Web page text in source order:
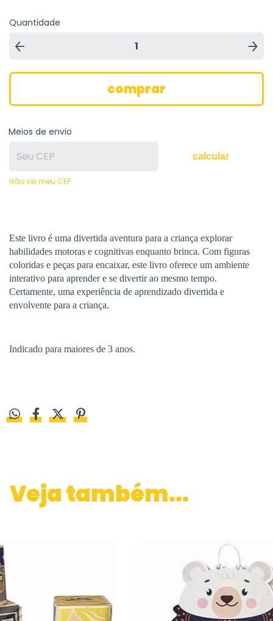
Quantidade
Meios de envio
calcular
Não sei meu CEP
Este livro é uma divertida aventura para a criança explorar
habilidades motoras e cognitivas enquanto brinca. Com figuras
coloridas e peças para encaixar, este livro oferece um ambiente
interativo para aprender e se divertir ao mesmo tempo.
Certamente, uma experiência de aprendizado divertida e
envolvente para a criança.
Indicado para maiores de 3 anos.
Veja também...